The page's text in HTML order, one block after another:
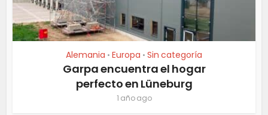
Alemania • Europa • Sin categoría
Garpa encuentra el hogar
perfecto en Lüneburg
1 año ago